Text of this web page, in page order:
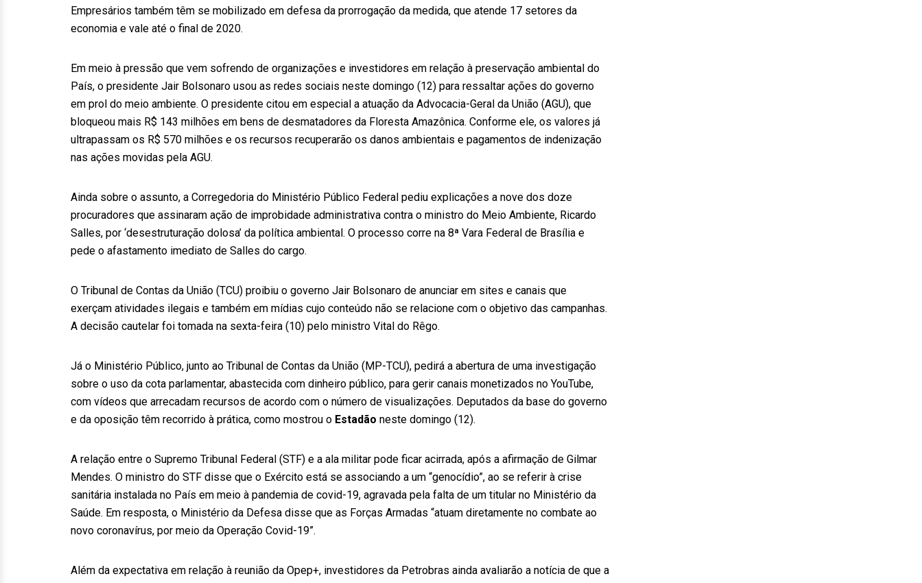
Empresários também têm se mobilizado em defesa da prorrogação da medida, que atende 17 setores da
economia e vale até o final de 2020.
Em meio à pressão que vem sofrendo de organizações e investidores em relação à preservação ambiental do
País, o presidente Jair Bolsonaro usou as redes sociais neste domingo (12) para ressaltar ações do governo
em prol do meio ambiente. O presidente citou em especial a atuação da Advocacia-Geral da União (AGU), que
bloqueou mais R$ 143 milhões em bens de desmatadores da Floresta Amazônica. Conforme ele, os valores já
ultrapassam os R$ 570 milhões e os recursos recuperarão os danos ambientais e pagamentos de indenização
nas ações movidas pela AGU.
Ainda sobre o assunto, a Corregedoria do Ministério Público Federal pediu explicações a nove dos doze
procuradores que assinaram ação de improbidade administrativa contra o ministro do Meio Ambiente, Ricardo
Salles, por ‘desestruturação dolosa’ da política ambiental. O processo corre na 8ª Vara Federal de Brasília e
pede o afastamento imediato de Salles do cargo.
O Tribunal de Contas da União (TCU) proibiu o governo Jair Bolsonaro de anunciar em sites e canais que
exerçam atividades ilegais e também em mídias cujo conteúdo não se relacione com o objetivo das campanhas.
A decisão cautelar foi tomada na sexta-feira (10) pelo ministro Vital do Rêgo.
Já o Ministério Público, junto ao Tribunal de Contas da União (MP-TCU), pedirá a abertura de uma investigação
sobre o uso da cota parlamentar, abastecida com dinheiro público, para gerir canais monetizados no YouTube,
com vídeos que arrecadam recursos de acordo com o número de visualizações. Deputados da base do governo
e da oposição têm recorrido à prática, como mostrou o Estadão neste domingo (12).
A relação entre o Supremo Tribunal Federal (STF) e a ala militar pode ficar acirrada, após a afirmação de Gilmar
Mendes. O ministro do STF disse que o Exército está se associando a um “genocídio”, ao se referir à crise
sanitária instalada no País em meio à pandemia de covid-19, agravada pela falta de um titular no Ministério da
Saúde. Em resposta, o Ministério da Defesa disse que as Forças Armadas “atuam diretamente no combate ao
novo coronavírus, por meio da Operação Covid-19”.
Além da expectativa em relação à reunião da Opep+, investidores da Petrobras ainda avaliarão a notícia de que a